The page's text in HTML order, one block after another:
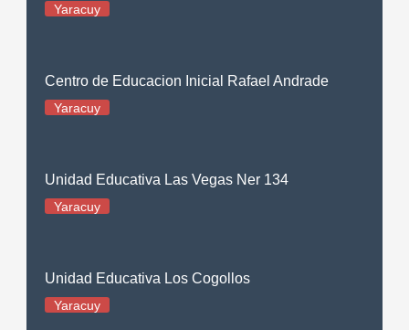
Yaracuy
Centro de Educacion Inicial Rafael Andrade
Yaracuy
Unidad Educativa Las Vegas Ner 134
Yaracuy
Unidad Educativa Los Cogollos
Yaracuy